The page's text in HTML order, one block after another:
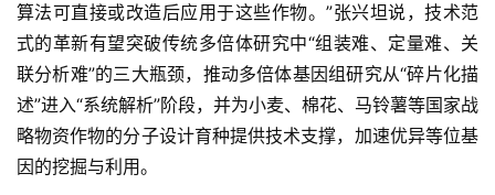
算法可直接或改造后应用于这些作物。”张兴坦说，技术范
式的革新有望突破传统多倍体研究中“组装难、定量难、关
联分析难”的三大瓶颈，推动多倍体基因组研究从“碎片化描
述”进入“系统解析”阶段，并为小麦、棉花、马铃薯等国家战
略物资作物的分子设计育种提供技术支撑，加速优异等位基
因的挖掘与利用。